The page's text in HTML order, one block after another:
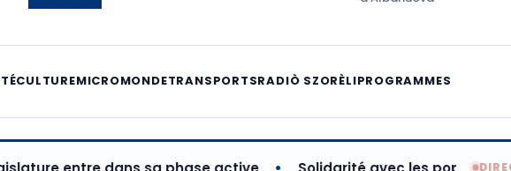
CULTUREMICROMONDETRANSPORTSRADIÒ SZORÈLIPROGRAMMES